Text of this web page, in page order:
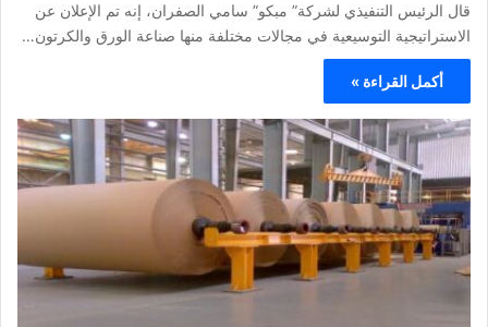
قال الرئيس التنفيذي لشركة” مبكو” سامي الصفران، إنه تم الإعلان عن
الاستراتيجية التوسيعية في مجالات مختلفة منها صناعة الورق والكرتون…
أكمل القراءة »